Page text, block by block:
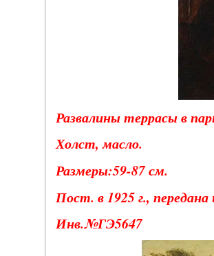
Развалины террасы в
Холст, масло.
Размеры:59-87 см.
Пост. в 1925 г.,
Инв.№ГЭ5647